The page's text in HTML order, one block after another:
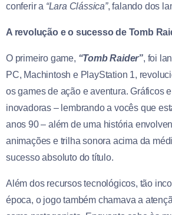
conferir a “Lara Clássica”, falando dos
A revolução e o sucesso de Tomb
O primeiro game, “Tomb Raider”, foi
PC, Machintosh e PlayStation 1,
os games de ação e aventura. Gráficos
inovadoras – lembrando a vocês que
anos 90 – além de uma história
animações e trilha sonora acima da
sucesso absoluto do título.
Além dos recursos tecnológicos, tão
época, o jogo também chamava a